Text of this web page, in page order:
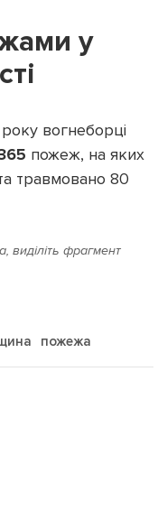
у
вогнеборці
пожеж, на яких
травмовано 80
виділіть фрагмент
пожежа